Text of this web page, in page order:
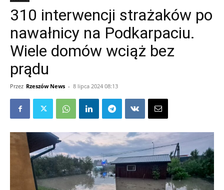
310 interwencji strażaków po
nawałnicy na Podkarpaciu.
Wiele domów wciąż bez
prądu
Przez Rzeszów News - 8 lipca 2024 08:13